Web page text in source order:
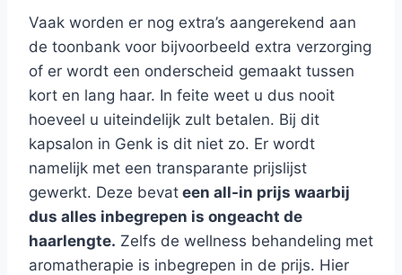
Vaak worden er nog extra’s aangerekend aan
de toonbank voor bijvoorbeeld extra verzorging
of er wordt een onderscheid gemaakt tussen
kort en lang haar. In feite weet u dus nooit
hoeveel u uiteindelijk zult betalen. Bij dit
kapsalon in Genk is dit niet zo. Er wordt
namelijk met een transparante prijslijst
gewerkt. Deze bevat een all-in prijs waarbij
dus alles inbegrepen is ongeacht de
haarlengte. Zelfs de wellness behandeling met
aromatherapie is inbegrepen in de prijs. Hier